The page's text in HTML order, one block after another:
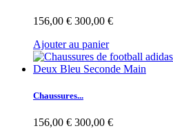
156,00 € 300,00 €
Ajouter au panier
Chaussures...
156,00 € 300,00 €